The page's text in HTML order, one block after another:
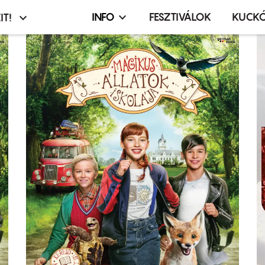
Infó,
esemény,
terembérlés
menü
INFO FESZTIVÁLOK